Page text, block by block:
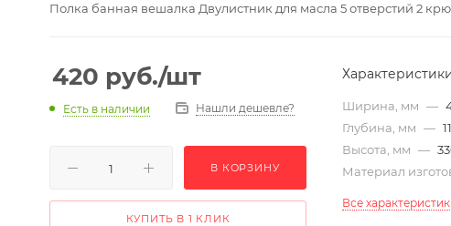
Полка банная вешалка Двулистник для масла 5 отверстий 2
420 руб./шт
Есть в наличии Нашли дешевле?
В КОРЗИНУ
КУПИТЬ В 1 КЛИК
Ширина, мм —
Глубина, мм —
Высота, мм —
Материал
Все